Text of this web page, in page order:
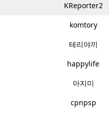
KReporter2
komtory
테리야끼
happylife
아지미
cpnpsp